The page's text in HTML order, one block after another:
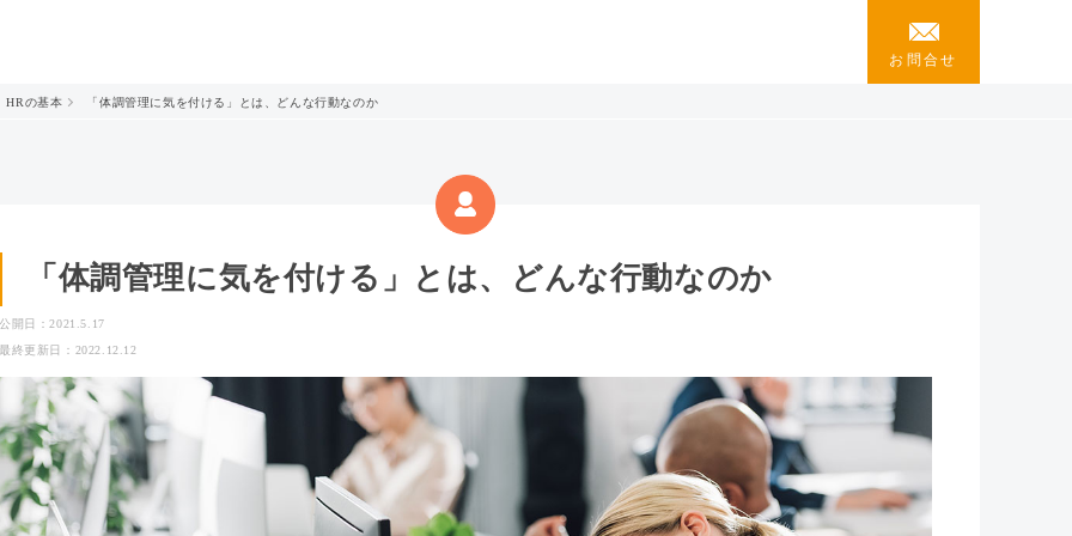
お問合せ
HRの基本 「体調管理に気を付ける」とは、どんな行動なのか
「体調管理に気を付ける」とは、どんな行動なのか
公開日：2021.5.17
最終更新日：2022.12.12